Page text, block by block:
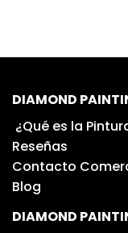
DIAMOND
¿Qué es la
Reseñas
Contacto
Blog
DIAMOND